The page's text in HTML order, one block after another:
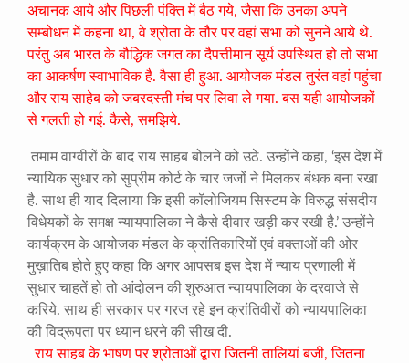
अचानक आये और पिछली पंक्ति में बैठ गये, जैसा कि उनका अपने
सम्बोधन में कहना था, वे श्रोता के तौर पर वहां सभा को सुनने आये थे.
परंतु अब भारत के बौद्धिक जगत का दैपत्तीमान सूर्य उपस्थित हो तो सभा
का आकर्षण स्वाभाविक है. वैसा ही हुआ. आयोजक मंडल तुरंत वहां पहुंचा
और राय साहेब को जबरदस्ती मंच पर लिवा ले गया. बस यही आयोजकों
से गलती हो गई. कैसे, समझिये.
तमाम वाग्वीरों के बाद राय साहब बोलने को उठे. उन्होंने कहा, ‘इस देश में
न्यायिक सुधार को सुप्रीम कोर्ट के चार जजों ने मिलकर बंधक बना रखा
है. साथ ही याद दिलाया कि इसी कॉलोजियम सिस्टम के विरुद्ध संसदीय
विधेयकों के समक्ष न्यायपालिका ने कैसे दीवार खड़ी कर रखी है.’ उन्होंने
कार्यक्रम के आयोजक मंडल के क्रांतिकारियों एवं वक्ताओं की ओर
मुख़ातिब होते हुए कहा कि अगर आपसब इस देश में न्याय प्रणाली में
सुधार चाहतें हो तो आंदोलन की शुरुआत न्यायपालिका के दरवाजे से
करिये. साथ ही सरकार पर गरज रहे इन क्रांतिवीरों को न्यायपालिका
की विद्रूपता पर ध्यान धरने की सीख दी.
राय साहब के भाषण पर श्रोताओं द्वारा जितनी तालियां बजी, जितना